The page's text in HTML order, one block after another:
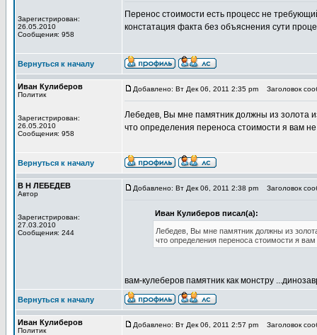
Зарегистрирован:
26.05.2010
Сообщения: 958
Перенос стоимости есть процесс не
констатация факта без объяснения сути
Вернуться к началу
Иван Кулиберов
Политик
Зарегистрирован:
26.05.2010
Сообщения: 958
Добавлено: Вт Дек 06, 2011 2:35 pm Заголовок
Лебедев, Вы мне памятник должны из золота
что определения переноса стоимости я вам
Вернуться к началу
В Н ЛЕБЕДЕВ
Автор
Зарегистрирован:
27.03.2010
Сообщения: 244
Добавлено: Вт Дек 06, 2011 2:38 pm Заголовок
Иван Кулиберов писал(а):
Лебедев, Вы мне памятник должны из
что определения переноса стоимости я
вам-кулеберов памятник как монстру
Вернуться к началу
Иван Кулиберов
Политик
Добавлено: Вт Дек 06, 2011 2:57 pm Заголовок